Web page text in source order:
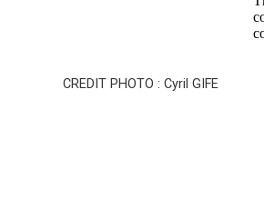
CREDIT PHOTO : Cyril GIFE